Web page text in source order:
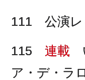
111 公演レ
115 連載
ア・デ・ラ